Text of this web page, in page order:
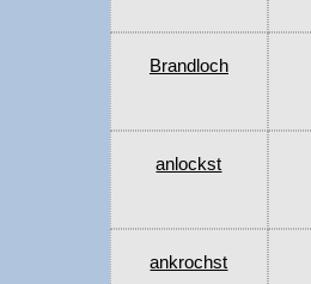
Brandloch
anlockst
ankrochst